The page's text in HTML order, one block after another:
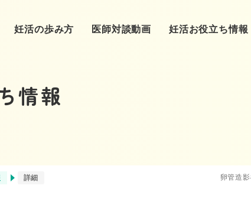
妊活の歩み方
（自己流妊活）
医師対談動画 妊活お役立ち情報
卵管造
情報
詳細